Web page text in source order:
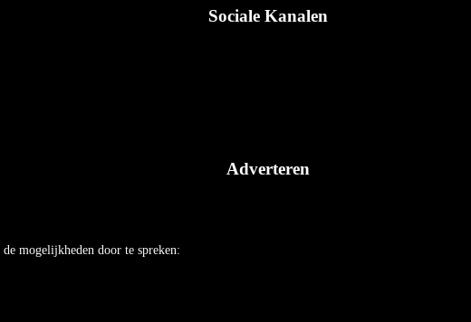
Sociale Kanalen
Adverteren
mogelijkheden door te spreken: